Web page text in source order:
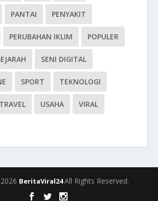
PANTAI PENYAKIT
PERUBAHAN IKLIM POPULER
SENI DIGITAL
SPORT TEKNOLOGI
TRAVEL USAHA VIRAL
BeritaViral24All Rights Reserved.